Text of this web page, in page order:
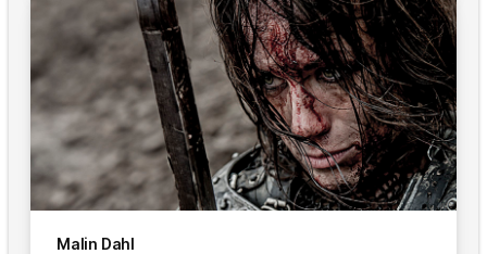
Malin Dahl